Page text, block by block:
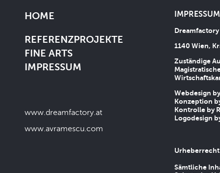
HOME
REFERENZPROJEKTE
FINE ARTS
IMPRESSUM
www.dreamfactory.at
www.avramescu.com
1140 Wien,
Zuständige
Webdesign
Konzeption
Kontrolle by
Logodesign
Urheberrecht
Sämtliche